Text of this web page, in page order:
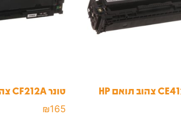
טונר CF212A צהוב תואם HP
₪165